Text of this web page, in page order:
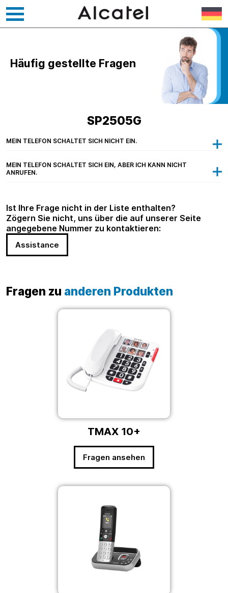
Häufig gestellte Fragen
SP2505G
MEIN TELEFON SCHALTET SICH NICHT EIN.
MEIN TELEFON SCHALTET SICH EIN, ABER ICH KANN NICHT
ANRUFEN.
Ist Ihre Frage nicht in der Liste enthalten?
Zögern Sie nicht, uns über die auf unserer Seite
angegebene Nummer zu kontaktieren:
Assistance
Fragen zu anderen Produkten
TMAX 10+
Fragen ansehen